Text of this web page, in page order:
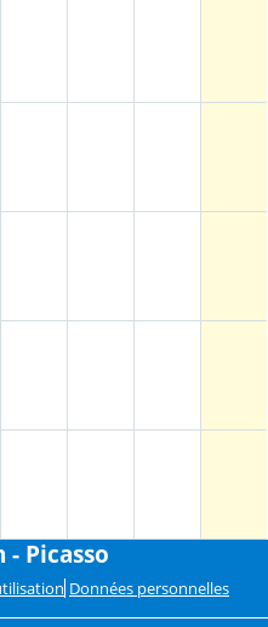
Picasso
Données personnelles